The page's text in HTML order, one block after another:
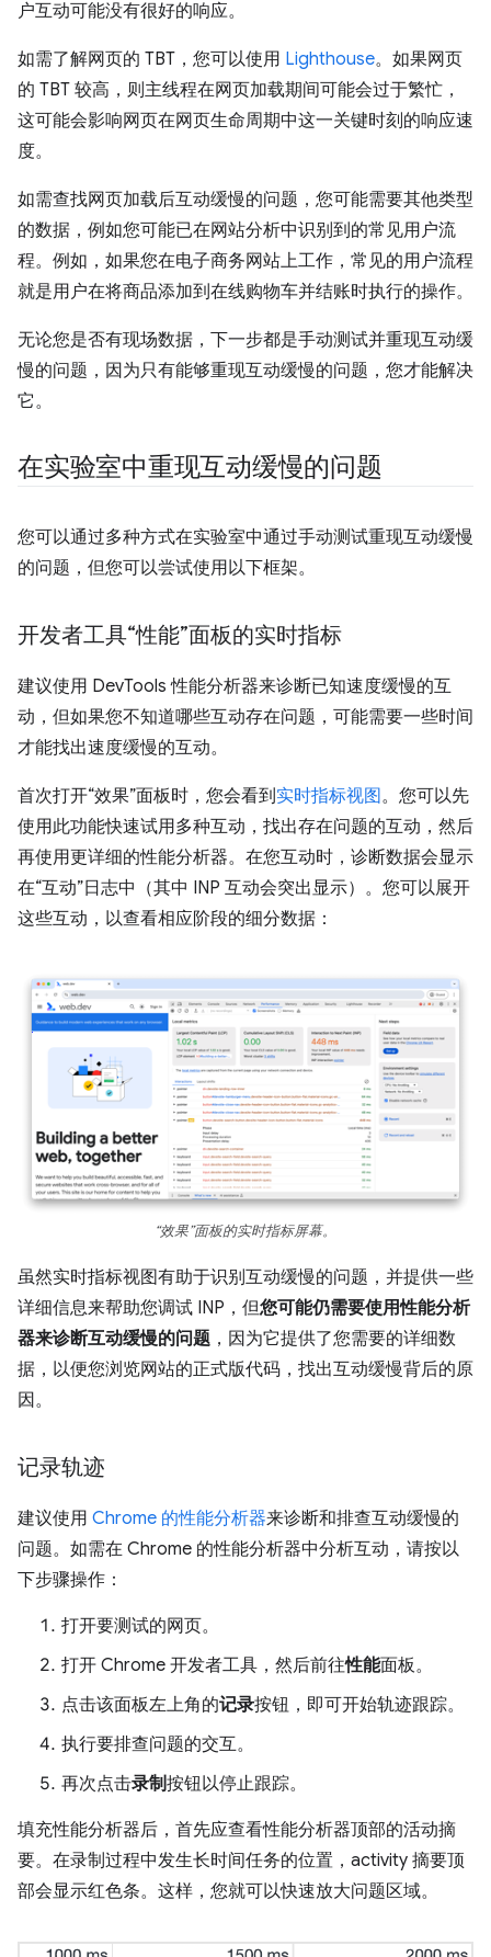
户互动可能没有很好的响应。
如需了解网页的 TBT，您可以使用 Lighthouse。如果网页
的 TBT 较高，则主线程在网页加载期间可能会过于繁忙，
这可能会影响网页在网页生命周期中这一关键时刻的响应速
度。
如需查找网页加载后互动缓慢的问题，您可能需要其他类型
的数据，例如您可能已在网站分析中识别到的常见用户流
程。例如，如果您在电子商务网站上工作，常见的用户流程
就是用户在将商品添加到在线购物车并结账时执行的操作。
无论您是否有现场数据，下一步都是手动测试并重现互动缓
慢的问题，因为只有能够重现互动缓慢的问题，您才能解决
它。
在实验室中重现互动缓慢的问题
您可以通过多种方式在实验室中通过手动测试重现互动缓慢
的问题，但您可以尝试使用以下框架。
开发者工具“性能”面板的实时指标
建议使用 DevTools 性能分析器来诊断已知速度缓慢的互
动，但如果您不知道哪些互动存在问题，可能需要一些时间
才能找出速度缓慢的互动。
首次打开“效果”面板时，您会看到实时指标视图。您可以先
使用此功能快速试用多种互动，找出存在问题的互动，然后
再使用更详细的性能分析器。在您互动时，诊断数据会显示
在“互动”日志中（其中 INP 互动会突出显示）。您可以展开
这些互动，以查看相应阶段的细分数据：
“效果”面板的实时指标屏幕。
虽然实时指标视图有助于识别互动缓慢的问题，并提供一些
详细信息来帮助您调试 INP，但您可能仍需要使用性能分析
器来诊断互动缓慢的问题 ，因为它提供了您需要的详细数
据，以便您浏览网站的正式版代码，找出互动缓慢背后的原
因。
记录轨迹
建议使用 Chrome 的性能分析器来诊断和排查互动缓慢的
问题。如需在 Chrome 的性能分析器中分析互动，请按以
下步骤操作：
打开要测试的网页。
打开 Chrome 开发者工具，然后前往性能面板。
点击该面板左上角的记录按钮，即可开始轨迹跟踪。
执行要排查问题的交互。
再次点击录制按钮以停止跟踪。
填充性能分析器后，首先应查看性能分析器顶部的活动摘
要。在录制过程中发生长时间任务的位置，activity 摘要顶
部会显示红色条。这样，您就可以快速放大问题区域。